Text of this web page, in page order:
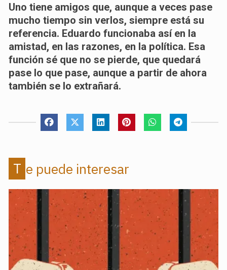
Uno tiene amigos que, aunque a veces pase
mucho tiempo sin verlos, siempre está su
referencia. Eduardo funcionaba así en la
amistad, en las razones, en la política. Esa
función sé que no se pierde, que quedará
pase lo que pase, aunque a partir de ahora
también se lo extrañará.
Te puede interesar